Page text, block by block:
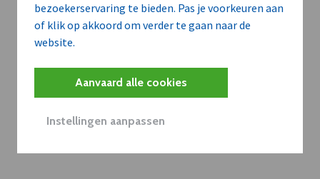
bezoekerservaring te bieden. Pas je voorkeuren aan
of klik op akkoord om verder te gaan naar de
website.
Aanvaard alle cookies
Instellingen aanpassen